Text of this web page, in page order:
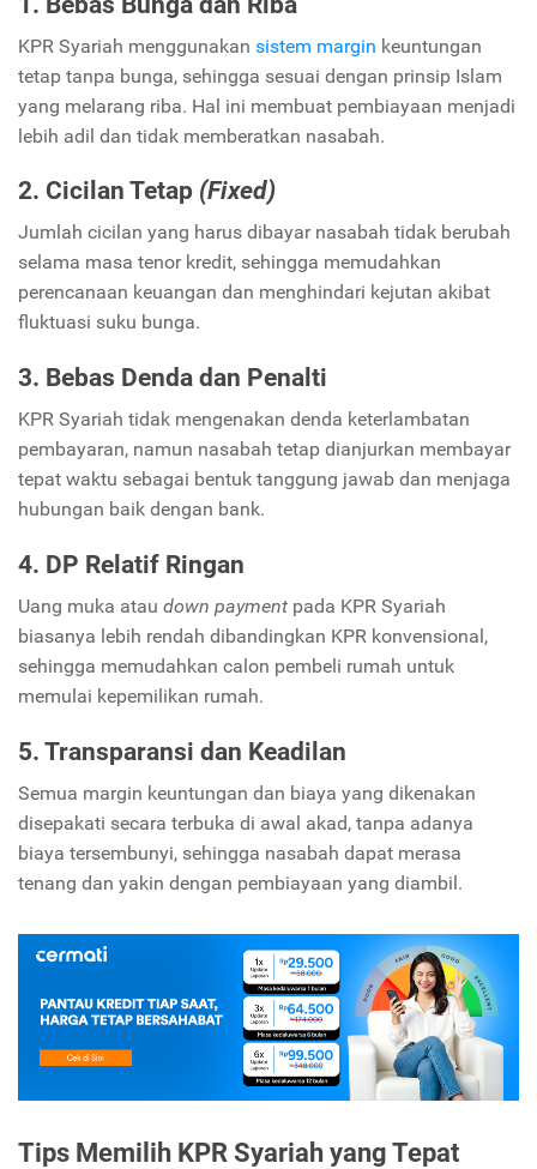
KPR Syariah menggunakan sistem margin keuntungan
tetap tanpa bunga, sehingga sesuai dengan prinsip Islam
yang melarang riba. Hal ini membuat pembiayaan menjadi
lebih adil dan tidak memberatkan nasabah.
2. Cicilan Tetap (Fixed)
Jumlah cicilan yang harus dibayar nasabah tidak berubah
selama masa tenor kredit, sehingga memudahkan
perencanaan keuangan dan menghindari kejutan akibat
fluktuasi suku bunga.
3. Bebas Denda dan Penalti
KPR Syariah tidak mengenakan denda keterlambatan
pembayaran, namun nasabah tetap dianjurkan membayar
tepat waktu sebagai bentuk tanggung jawab dan menjaga
hubungan baik dengan bank.
4. DP Relatif Ringan
Uang muka atau down payment pada KPR Syariah
biasanya lebih rendah dibandingkan KPR konvensional,
sehingga memudahkan calon pembeli rumah untuk
memulai kepemilikan rumah.
5. Transparansi dan Keadilan
Semua margin keuntungan dan biaya yang dikenakan
disepakati secara terbuka di awal akad, tanpa adanya
biaya tersembunyi, sehingga nasabah dapat merasa
tenang dan yakin dengan pembiayaan yang diambil.
Tips Memilih KPR Syariah yang Tepat